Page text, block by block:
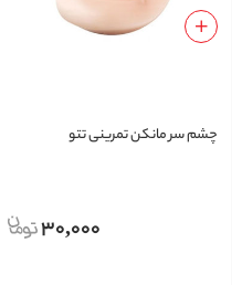
چشم سر مانکن تمرینی تتو
30,000